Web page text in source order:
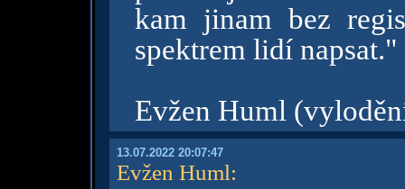
kam jinam bez
spektrem lidí napsat."
Evžen Huml
13.07.2022 20:07:47
Evžen Huml: